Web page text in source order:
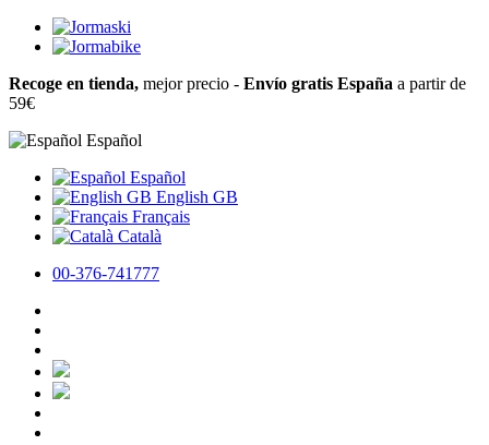
Recoge en tienda, mejor precio - Envío gratis España a partir de
59€
Español
Español
English GB
Français
Català
00-376-741777